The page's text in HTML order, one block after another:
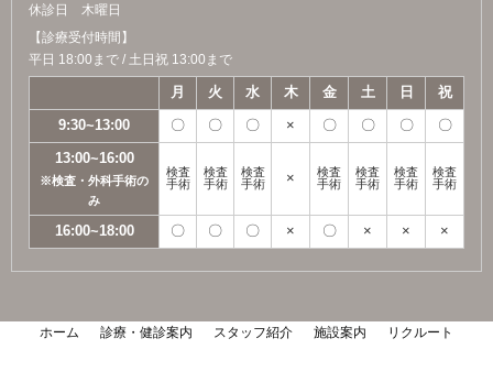
休診日 木曜日
【診療受付時間】
平日 18:00まで / 土日祝 13:00まで
月 火 水 木 金 土 日 祝
9:30~13:00 〇 〇 〇 × 〇 〇 〇 〇
13:00~16:00
※検査・外科手術の
み
検査
手術
検査
手術
検査
手術
×
検査
手術
検査
手術
検査
手術
検査
手術
16:00~18:00 〇 〇 〇 × 〇 × × ×
ホーム 診療・健診案内 スタッフ紹介 施設案内 リクルート